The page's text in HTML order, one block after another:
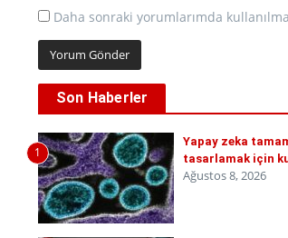
Daha sonraki yorumlarımda
Son Haberler
1
Yapay zeka
tasarlamak için
Ağustos 8, 2026